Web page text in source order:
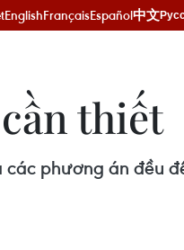
EnglishFrançaisEspañol中文
thiết
phương án đều